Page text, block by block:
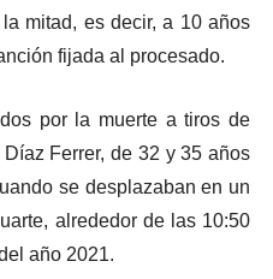
mitad, es decir, a 10 años
fijada al procesado.
por la muerte a tiros de
Díaz Ferrer, de 32 y 35 años
se desplazaban en un
alrededor de las 10:50
año 2021.